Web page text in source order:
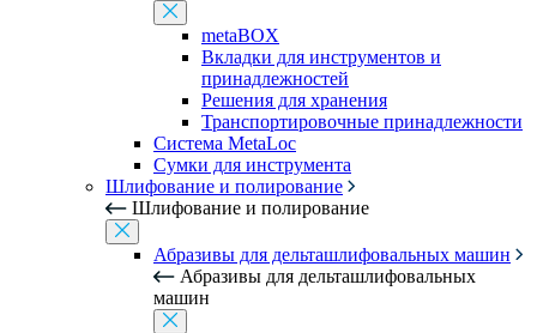
metaBOX
Вкладки для инструментов и
принадлежностей
Решения для хранения
Транспортировочные принадлежности
Система MetaLoc
Сумки для инструмента
Шлифование и полирование
Шлифование и полирование
Абразивы для дельташлифовальных машин
Абразивы для дельташлифовальных
машин